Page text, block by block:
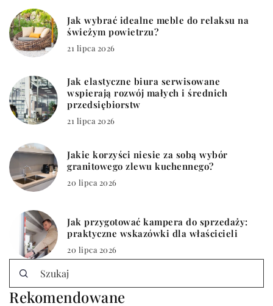
Jak wybrać idealne meble do relaksu na
świeżym powietrzu?
21 lipca 2026
Jak elastyczne biura serwisowane
wspierają rozwój małych i średnich
przedsiębiorstw
21 lipca 2026
Jakie korzyści niesie za sobą wybór
granitowego zlewu kuchennego?
20 lipca 2026
Jak przygotować kampera do sprzedaży:
praktyczne wskazówki dla właścicieli
20 lipca 2026
Rekomendowane